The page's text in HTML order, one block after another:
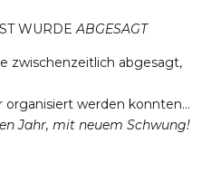
WURDEABGESAGT
zwischenzeitlich abgesagt,
organisiert werden konnten…
Jahr, mit neuem Schwung!